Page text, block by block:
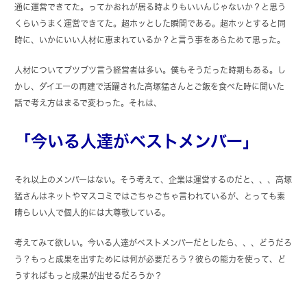
通に運営できてた。ってかおれが居る時よりもいいんじゃないか？と思う
くらいうまく運営できてた。超ホッとした瞬間である。超ホッとすると同
時に、いかにいい人材に恵まれているか？と言う事をあらためて思った。
人材についてブツブツ言う経営者は多い。僕もそうだった時期もある。し
かし、ダイエーの再建で活躍された高塚猛さんとご飯を食べた時に聞いた
話で考え方はまるで変わった。それは、
「今いる人達がベストメンバー」
それ以上のメンバーはない。そう考えて、企業は運営するのだと、、、高塚
猛さんはネットやマスコミではごちゃごちゃ言われているが、とっても素
晴らしい人で個人的には大尊敬している。
考えてみて欲しい。今いる人達がベストメンバーだとしたら、、、どうだろ
う？もっと成果を出すためには何が必要だろう？彼らの能力を使って、ど
うすればもっと成果が出せるだろうか？